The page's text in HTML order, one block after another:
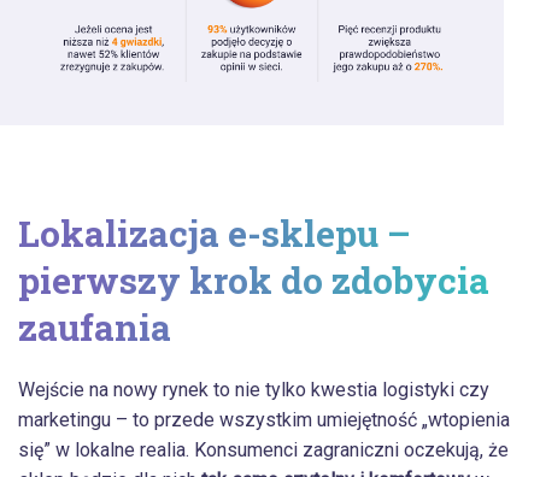
Lokalizacja e-sklepu –
pierwszy krok do zdobycia
zaufania
Wejście na nowy rynek to nie tylko kwestia logistyki czy
marketingu – to przede wszystkim umiejętność „wtopienia
się” w lokalne realia. Konsumenci zagraniczni oczekują, że